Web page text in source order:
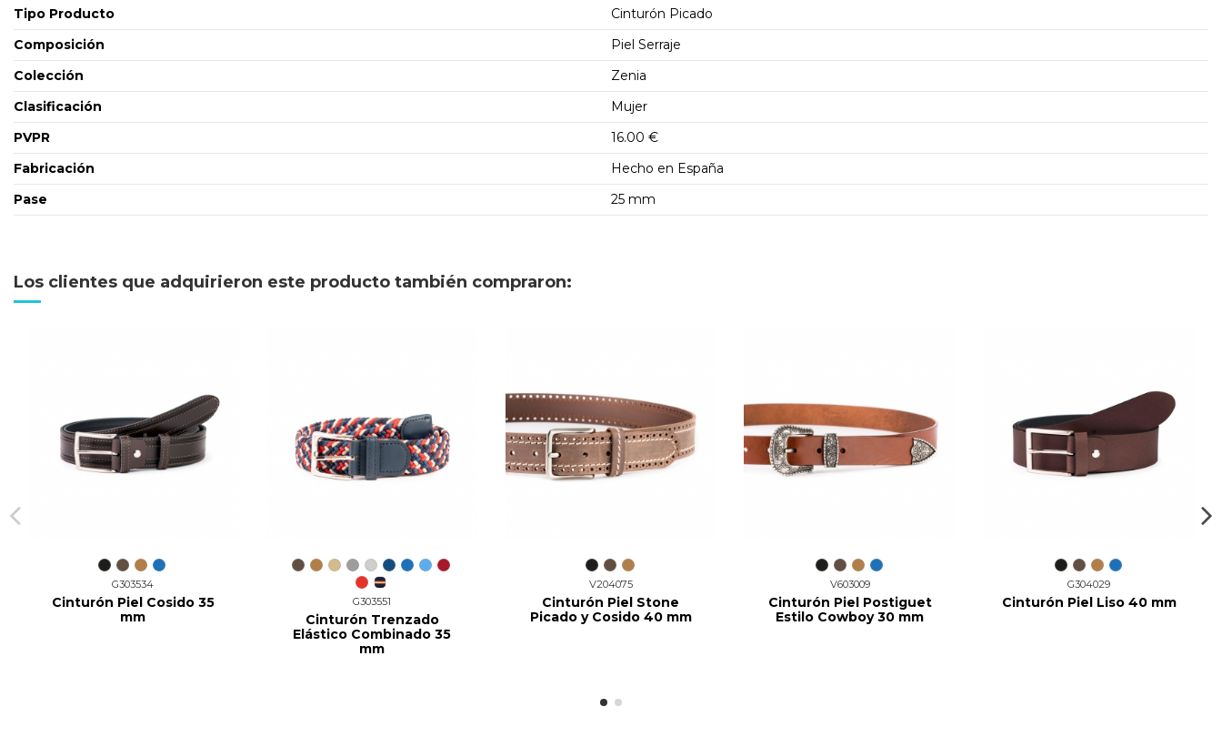
Tipo Producto
Cinturón Picado
Composición
Piel Serraje
Colección
Zenia
Clasificación
Mujer
PVPR
16.00 €
Fabricación
Hecho en España
Pase
25 mm
Los clientes que adquirieron este producto también compraron:
G303534
Cinturón Piel Cosido 35
mm
G303551
Cinturón Trenzado
Elástico Combinado 35
mm
V204075
Cinturón Piel Stone
Picado y Cosido 40 mm
V603009
Cinturón Piel Postiguet
Estilo Cowboy 30 mm
G304029
Cinturón Piel Liso 40 mm